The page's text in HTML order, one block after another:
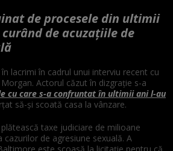
de procesele din ultimii
de acuzațiile de
lacrimi în cadrul unui interviu recent cu
Actorul căzut în dizgrație s-a
cu care s-a confruntat în ultimii ani l-au
să-și scoată casa la vânzare.
taxe judiciare de milioane
de agresiune sexuală. A